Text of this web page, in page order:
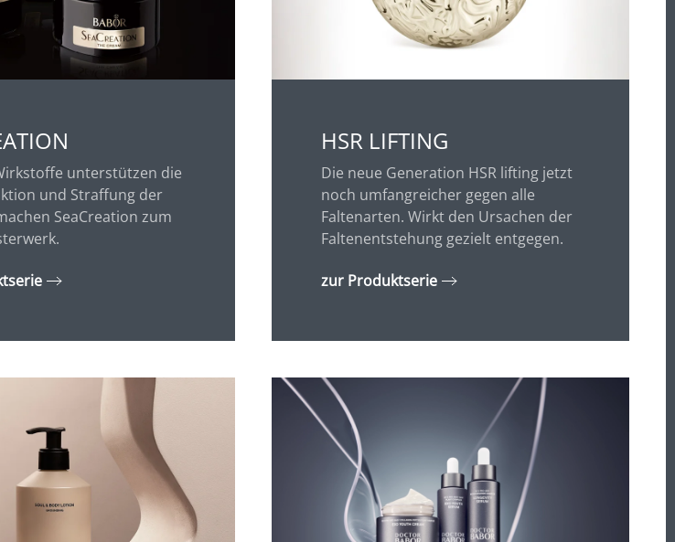
unterstützen die
und Straffung der
SeaCreation zum
HSR LIFTING
Die neue Generation HSR lifting jetzt
noch umfangreicher gegen alle
Faltenarten. Wirkt den Ursachen der
Faltenentstehung gezielt entgegen.
zur Produktserie